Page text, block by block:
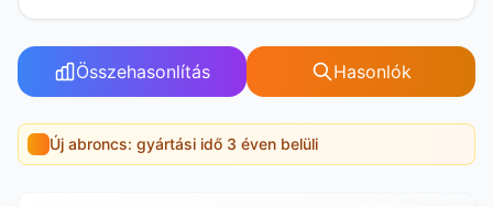
Összehasonlítás Hasonlók
Új abroncs: gyártási idő 3 éven belüli